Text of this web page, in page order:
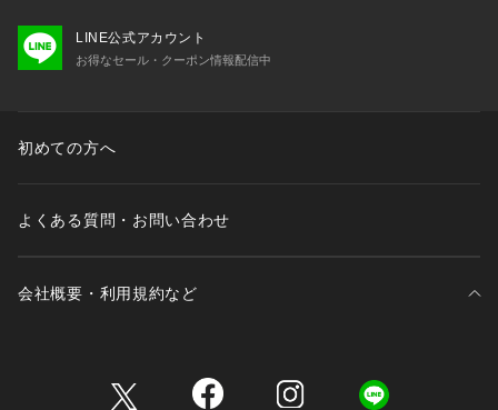
LINE公式アカウント
お得なセール・クーポン情報配信中
初めての方へ
よくある質問・お問い合わせ
会社概要・利用規約など